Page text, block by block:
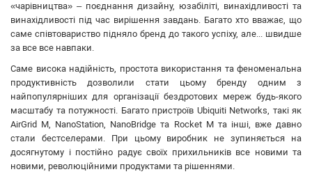
«чарівництва» – поєднання дизайну, юзабіліті, винахідливості та
винахідливості під час вирішення завдань. Багато хто вважає, що
саме співтовариство підняло бренд до такого успіху, але... швидше
за все все навпаки.
Саме висока надійність, простота використання та феноменальна
продуктивність дозволили стати цьому бренду одним з
найпопулярніших для організації бездротових мереж будь-якого
масштабу та потужності. Багато пристроїв Ubiquiti Networks, такі як
AirGrid M, NanoStation, NanoBridge та Rocket M та інші, вже давно
стали бестселерами. При цьому виробник не зупиняється на
досягнутому і постійно радує своїх прихильників все новими та
новими, революційними продуктами та рішеннями.